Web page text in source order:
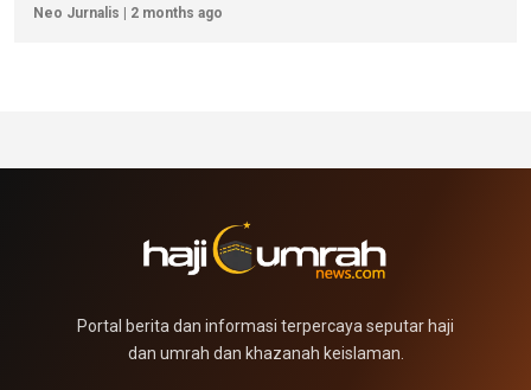
Neo Jurnalis | 2 months ago
Portal berita dan informasi terpercaya seputar haji
dan umrah dan khazanah keislaman.